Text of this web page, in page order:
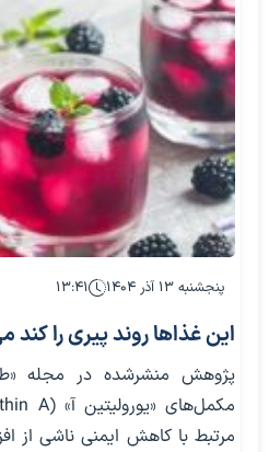
پنجشنبه ۱۳ آذر ۱۴۰۴ ۱۳:۴۱
این غذاها روند پیری را کند
پژوهش منشرشده در مجله
مرتبط با کاهش ایمنی ناشی از